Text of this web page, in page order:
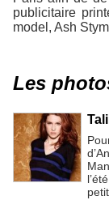
publicitaire
model, Ash
Les